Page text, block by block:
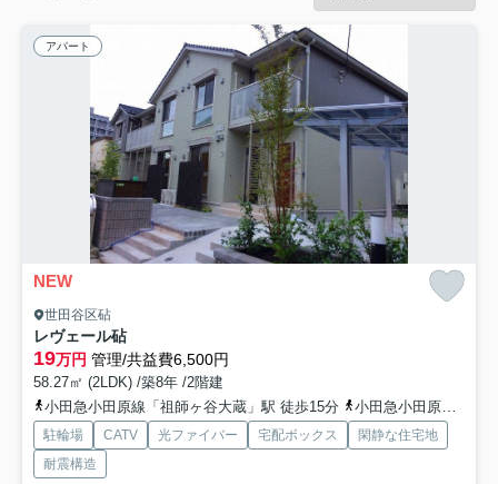
アパート
NEW
世田谷区砧
レヴェール砧
19万円 管理/共益費6,500円
58.27㎡ (2LDK) /築8年 /2階建
小田急小田原線「祖師ヶ谷大蔵」駅 徒歩15分
小田急小田原線「千歳船橋」駅 徒歩20分
駐輪場 CATV 光ファイバー 宅配ボックス
閑静な住宅地
耐震構造